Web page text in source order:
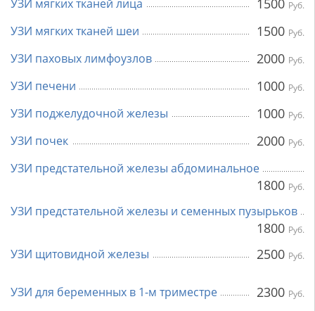
УЗИ мягких тканей лица 1500 Руб.
УЗИ мягких тканей шеи 1500 Руб.
УЗИ паховых лимфоузлов 2000 Руб.
УЗИ печени 1000 Руб.
УЗИ поджелудочной железы 1000 Руб.
УЗИ почек 2000 Руб.
УЗИ предстательной железы абдоминальное
1800 Руб.
УЗИ предстательной железы и семенных пузырьков
1800 Руб.
УЗИ щитовидной железы 2500 Руб.
УЗИ для беременных в 1-м триместре 2300 Руб.